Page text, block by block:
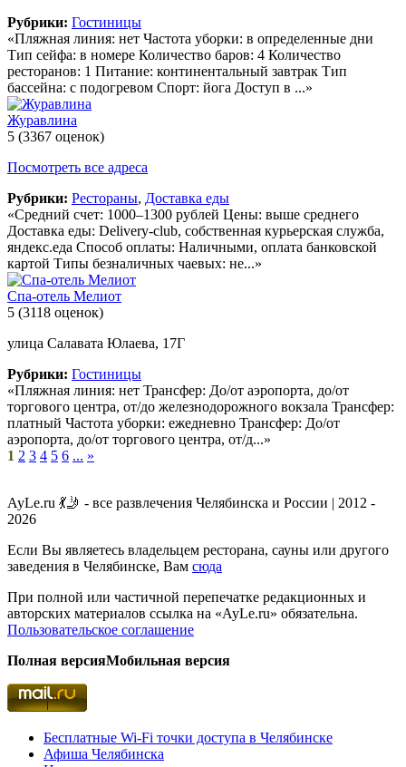
Рубрики: Гостиницы
«Пляжная линия: нет Частота уборки: в определенные дни
Тип сейфа: в номере Количество баров: 4 Количество
ресторанов: 1 Питание: континентальный завтрак Тип
бассейна: с подогревом Спорт: йога Доступ в ...»
Журавлина
5 (3367 оценок)
Посмотреть все адреса
Рубрики: Рестораны, Доставка еды
«Средний счет: 1000–1300 рублей Цены: выше среднего
Доставка еды: Delivery-club, собственная курьерская служба,
яндекс.еда Способ оплаты: Наличными, оплата банковской
картой Типы безналичных чаевых: не...»
Спа-отель Мелиот
5 (3118 оценок)
улица Салавата Юлаева, 17Г
Рубрики: Гостиницы
«Пляжная линия: нет Трансфер: До/от аэропорта, до/от
торгового центра, от/до железнодорожного вокзала Трансфер:
платный Частота уборки: ежедневно Трансфер: До/от
аэропорта, до/от торгового центра, от/д...»
1 2 3 4 5 6 ... »
AyLe.ru 💃🤳 - все развлечения Челябинска и России | 2012 -
2026
Если Вы являетесь владельцем ресторана, сауны или другого
заведения в Челябинске, Вам сюда
При полной или частичной перепечатке редакционных и
авторских материалов ссылка на «AyLe.ru» обязательна.
Пользовательское соглашение
Полная версияМобильная версия
Бесплатные Wi-Fi точки доступа в Челябинске
Афиша Челябинска